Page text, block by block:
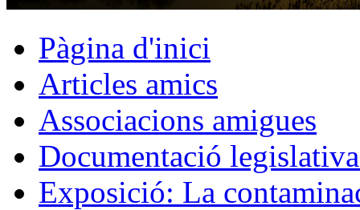
Pàgina d'inici
Articles amics
Associacions amigues
Documentació
Exposició: La